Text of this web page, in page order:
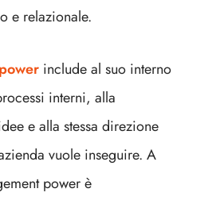
e relazionale.
include al suo interno
interni, alla
e alla stessa direzione
vuole inseguire. A
power è